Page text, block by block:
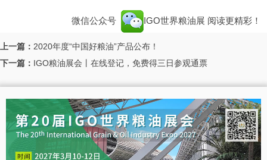
微信公众号 IGO世界粮油展 阅读更精彩！
上一篇： 2020年度“中国好粮油”产品公布！
下一篇： IGO粮油展会丨在线登记，免费得三日参观通票